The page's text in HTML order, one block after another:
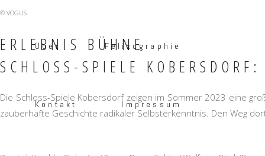
Über Felixographie
Kontakt Impressum
© VOGUS
ERLEBNIS BÜHNE
SCHLOSS-SPIELE
Die Schloss-Spiele Kobersdorf zeigen im Sommer 2023 eine
zauberhafte Geschichte radikaler Selbsterkenntnis. Den Weg